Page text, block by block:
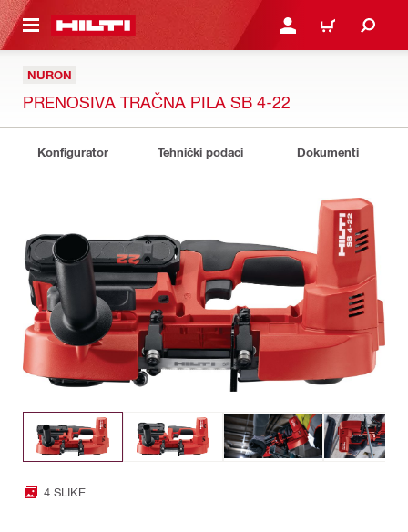
GLAVNI SADRŽAJ PRIJAVI SE ILI SE
KOŠARICA
NURON
PRENOSIVA TRAČNA PILA SB 4-22
Konfigurator Tehnički podaci Dokumenti
4 SLIKE